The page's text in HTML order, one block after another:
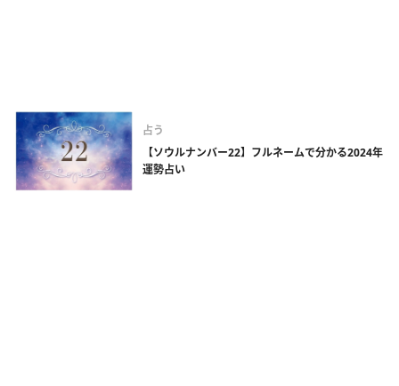
占う
【ソウルナンバー22】フルネームで分かる2024年
運勢占い